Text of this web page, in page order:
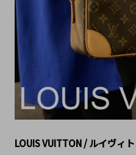
LOUIS VUITTON / ルイヴィ